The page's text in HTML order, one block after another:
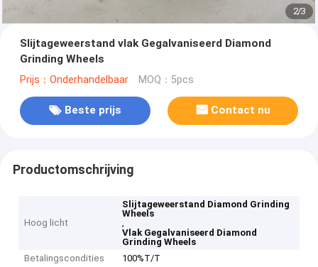
2/3
Slijtageweerstand vlak Gegalvaniseerd Diamond
Grinding Wheels
Prijs：Onderhandelbaar MOQ：5pcs
Beste prijs Contact nu
Productomschrijving
Hoog licht
Slijtageweerstand Diamond Grinding
Wheels
,
Vlak Gegalvaniseerd Diamond
Grinding Wheels
Betalingscondities
100%T/T